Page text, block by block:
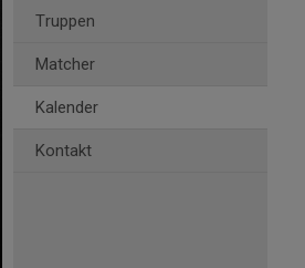
Truppen
Matcher
Kalender
Kontakt